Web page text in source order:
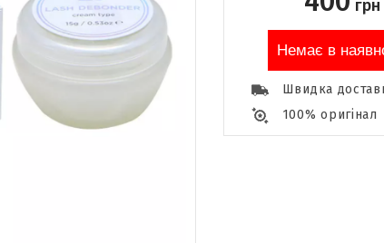
грн
Немає в
Швидка
100% оригінал